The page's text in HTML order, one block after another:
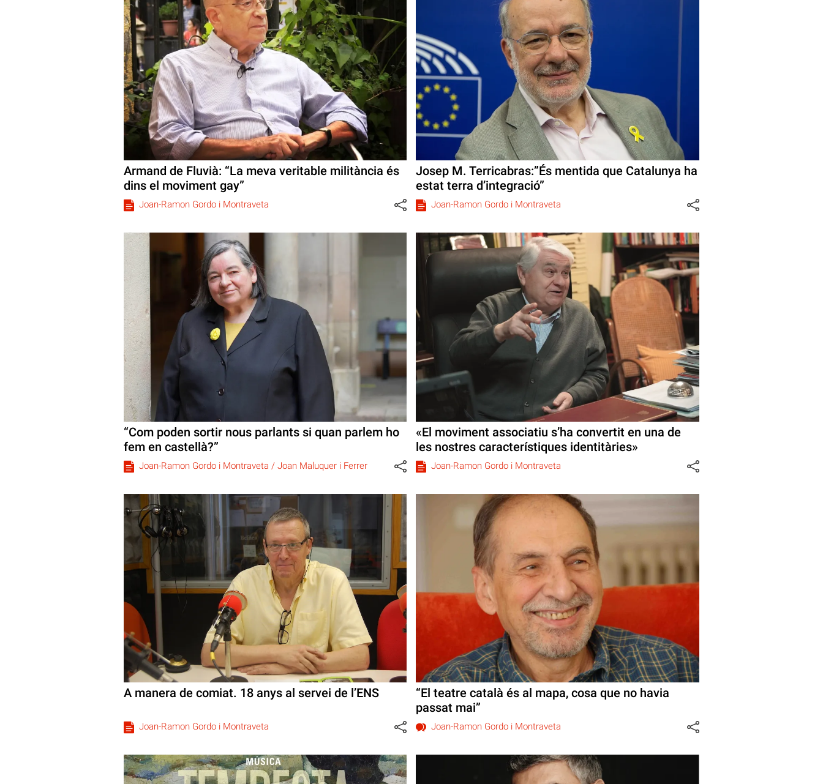
Armand de Fluvià: “La meva veritable militància és
dins el moviment gay”
Joan-Ramon Gordo i Montraveta
Josep M. Terricabras:”És mentida que Catalunya ha
estat terra d’integració”
Joan-Ramon Gordo i Montraveta
“Com poden sortir nous parlants si quan parlem ho
fem en castellà?”
Joan-Ramon Gordo i Montraveta / Joan Maluquer i Ferrer
«El moviment associatiu s’ha convertit en una de
les nostres característiques identitàries»
Joan-Ramon Gordo i Montraveta
A manera de comiat. 18 anys al servei de l’ENS
Joan-Ramon Gordo i Montraveta
“El teatre català és al mapa, cosa que no havia
passat mai”
Joan-Ramon Gordo i Montraveta